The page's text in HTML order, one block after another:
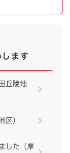
ます
丘陵地
区）
した（摩